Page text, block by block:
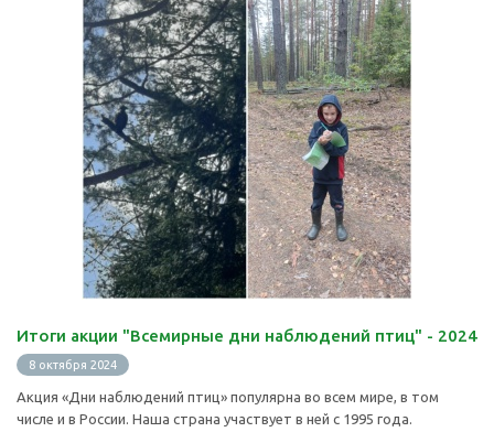
Итоги акции "Всемирные дни наблюдений птиц" - 2024
8 октября 2024
Акция «Дни наблюдений птиц» популярна во всем мире, в том
числе и в России. Наша страна участвует в ней с 1995 года.